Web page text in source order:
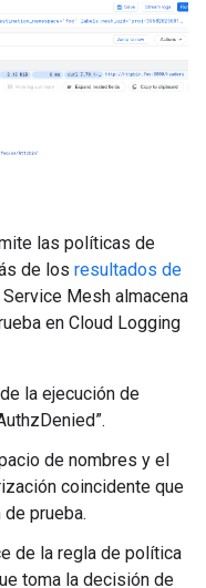
las políticas de
de los resultados de
Service Mesh almacena
en Cloud Logging
la ejecución de
de nombres y el
coincidente que
prueba.
de la regla de política
toma la decisión de